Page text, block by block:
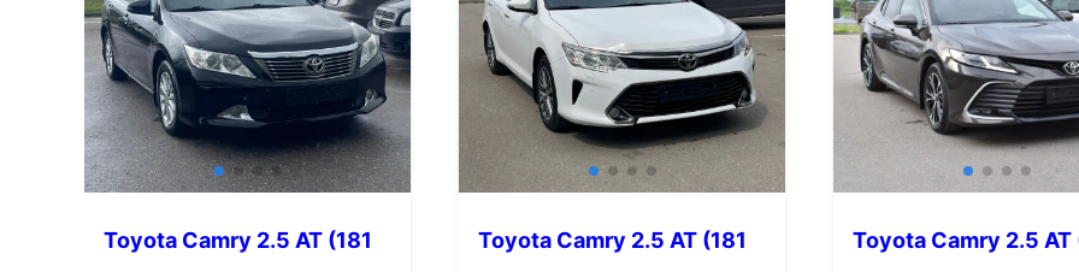
Toyota Camry 2.5 AT (181
Toyota Camry 2.5 AT (181
Toyota Camry 2.5